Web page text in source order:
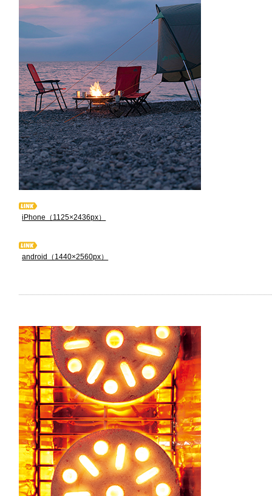
iPhone（1125×2436px）
android（1440×2560px）